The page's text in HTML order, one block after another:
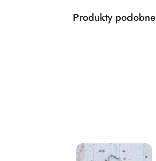
Pomiń karuzelę produktów
Produkty
Produkty podobne